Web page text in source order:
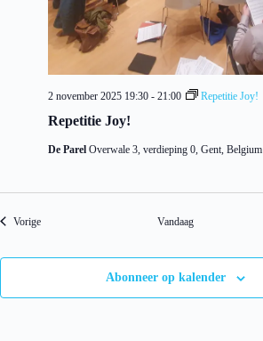
Repetitie Joy!
2 november 2025 19:30 - 21:00 Repetitie Joy!
De Parel Overwale 3, verdieping 0, Gent, Belgium
VorigeEvenementen Vandaag
Abonneer op kalender